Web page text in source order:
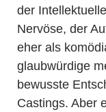
der
Nervöse, der
eher als
glaubwürdige
bewusste
Castings. Aber